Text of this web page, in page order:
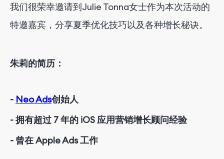
我们很荣幸邀请到Julie Tonna女士作为本次活动的
特邀嘉宾， 分享夏季优化技巧以及各种增长秘诀。
朱莉的简历：
- Neo Ads创始人
- 拥有超过 7 年的 iOS 应用营销增长顾问经验
- 曾在 Apple Ads 工作